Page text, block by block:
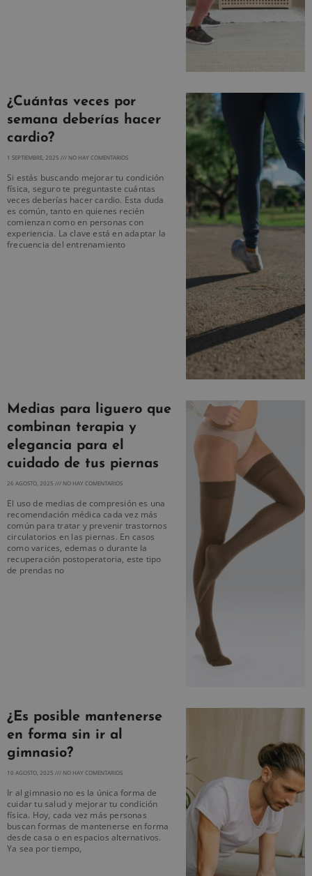
¿Cuántas veces por
semana deberías hacer
cardio?
1 SEPTIEMBRE, 2025 NO HAY COMENTARIOS
Si estás buscando mejorar tu condición
física, seguro te preguntaste cuántas
veces deberías hacer cardio. Esta duda
es común, tanto en quienes recién
comienzan como en personas con
experiencia. La clave está en adaptar la
frecuencia del entrenamiento
Medias para liguero que
combinan terapia y
elegancia para el
cuidado de tus piernas
26 AGOSTO, 2025 NO HAY COMENTARIOS
El uso de medias de compresión es una
recomendación médica cada vez más
común para tratar y prevenir trastornos
circulatorios en las piernas. En casos
como varices, edemas o durante la
recuperación postoperatoria, este tipo
de prendas no
¿Es posible mantenerse
en forma sin ir al
gimnasio?
10 AGOSTO, 2025 NO HAY COMENTARIOS
Ir al gimnasio no es la única forma de
cuidar tu salud y mejorar tu condición
física. Hoy, cada vez más personas
buscan formas de mantenerse en forma
desde casa o en espacios alternativos.
Ya sea por tiempo,